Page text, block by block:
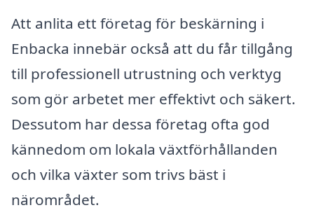
Att anlita ett företag för beskärning i
Enbacka innebär också att du får tillgång
till professionell utrustning och verktyg
som gör arbetet mer effektivt och säkert.
Dessutom har dessa företag ofta god
kännedom om lokala växtförhållanden
och vilka växter som trivs bäst i
närområdet.